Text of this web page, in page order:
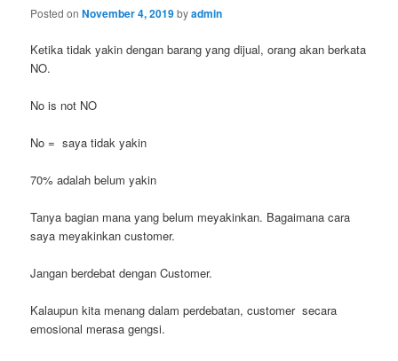
Posted onNovember 4, 2019byadmin
Ketika tidak yakin dengan barang yang dijual, orang akan berkata
NO.
No is not NO
No = saya tidak yakin
70% adalah belum yakin
Tanya bagian mana yang belum meyakinkan. Bagaimana cara
saya meyakinkan customer.
Jangan berdebat dengan Customer.
Kalaupun kita menang dalam perdebatan, customer secara
emosional merasa gengsi.